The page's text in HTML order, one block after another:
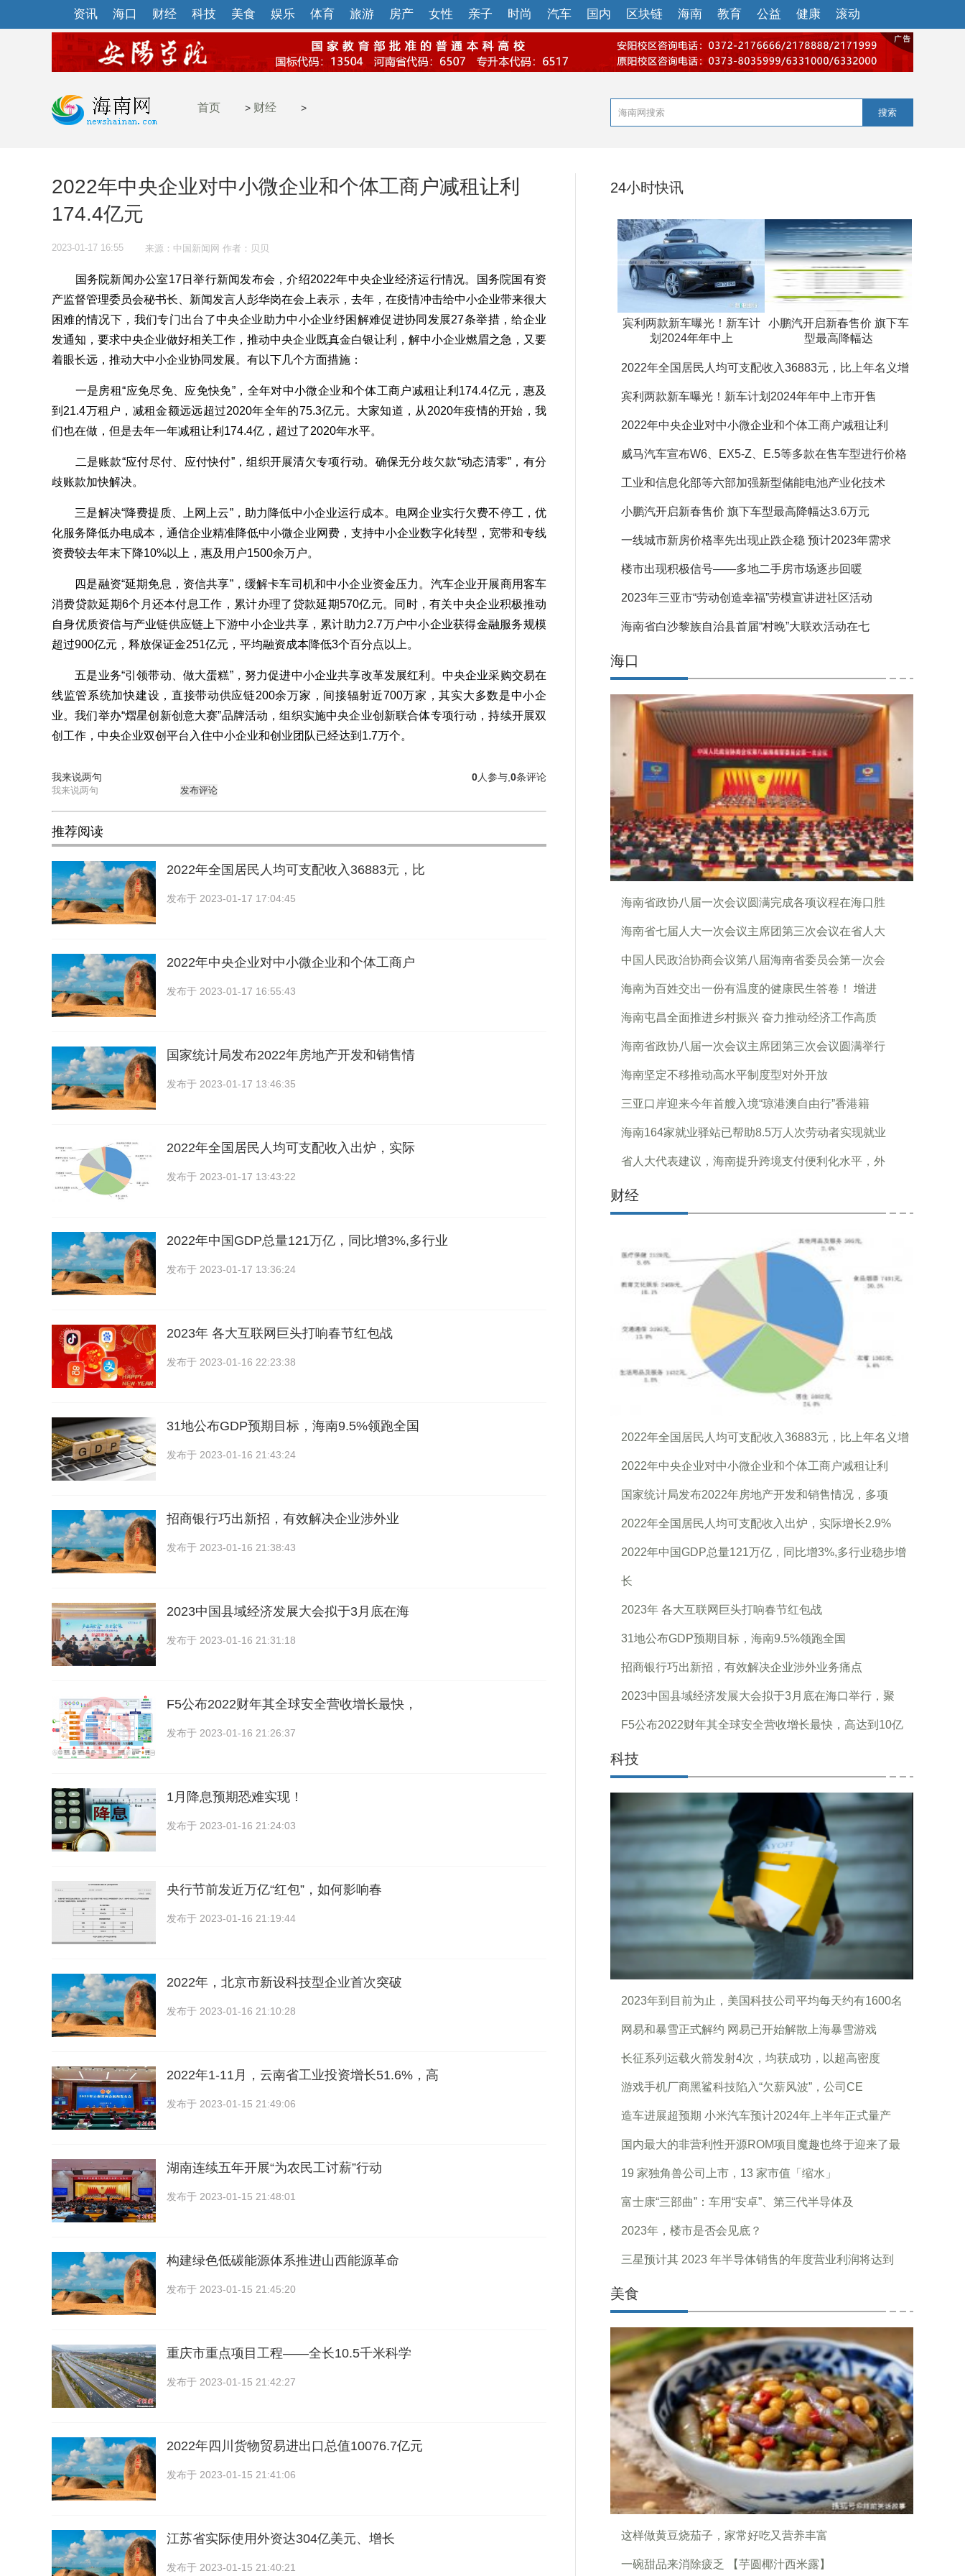
资讯 海口 财经 科技 美食 娱乐 体育 旅游 房产 女性 亲子 时尚 汽车 国内 区块链 海南 教育 公益 健康 滚动
首页 > 财经 > 搜索
2022年中央企业对中小微企业和个体工商户减租让利
174.4亿元
2023-01-17 16:55 来源：中国新闻网 作者：贝贝
国务院新闻办公室17日举行新闻发布会，介绍2022年中央企业经济运行情况。国务院国有资
产监督管理委员会秘书长、新闻发言人彭华岗在会上表示，去年，在疫情冲击给中小企业带来很大
困难的情况下，我们专门出台了中央企业助力中小企业纾困解难促进协同发展27条举措，给企业
发通知，要求中央企业做好相关工作，推动中央企业既真金白银让利，解中小企业燃眉之急，又要
着眼长远，推动大中小企业协同发展。有以下几个方面措施：
一是房租“应免尽免、应免快免”，全年对中小微企业和个体工商户减租让利174.4亿元，惠及
到21.4万租户，减租金额远远超过2020年全年的75.3亿元。大家知道，从2020年疫情的开始，我
们也在做，但是去年一年减租让利174.4亿，超过了2020年水平。
二是账款“应付尽付、应付快付”，组织开展清欠专项行动。确保无分歧欠款“动态清零”，有分
歧账款加快解决。
三是解决“降费提质、上网上云”，助力降低中小企业运行成本。电网企业实行欠费不停工，优
化服务降低办电成本，通信企业精准降低中小微企业网费，支持中小企业数字化转型，宽带和专线
资费较去年末下降10%以上，惠及用户1500余万户。
四是融资“延期免息，资信共享”，缓解卡车司机和中小企业资金压力。汽车企业开展商用客车
消费贷款延期6个月还本付息工作，累计办理了贷款延期570亿元。同时，有关中央企业积极推动
自身优质资信与产业链供应链上下游中小企业共享，累计助力2.7万户中小企业获得金融服务规模
超过900亿元，释放保证金251亿元，平均融资成本降低3个百分点以上。
五是业务“引领带动、做大蛋糕”，努力促进中小企业共享改革发展红利。中央企业采购交易在
线监管系统加快建设，直接带动供应链200余万家，间接辐射近700万家，其实大多数是中小企
业。我们举办“熠星创新创意大赛”品牌活动，组织实施中央企业创新联合体专项行动，持续开展双
创工作，中央企业双创平台入住中小企业和创业团队已经达到1.7万个。
我来说两句 0条评论
0人参与,
发布评论
推荐阅读
2022年全国居民人均可支配收入36883元，比
发布于 2023-01-17 17:04:45
2022年中央企业对中小微企业和个体工商户
发布于 2023-01-17 16:55:43
国家统计局发布2022年房地产开发和销售情
发布于 2023-01-17 13:46:35
2022年全国居民人均可支配收入出炉，实际
发布于 2023-01-17 13:43:22
2022年中国GDP总量121万亿，同比增3%,多行业
发布于 2023-01-17 13:36:24
2023年 各大互联网巨头打响春节红包战
发布于 2023-01-16 22:23:38
31地公布GDP预期目标，海南9.5%领跑全国
发布于 2023-01-16 21:43:24
招商银行巧出新招，有效解决企业涉外业
发布于 2023-01-16 21:38:43
2023中国县域经济发展大会拟于3月底在海
发布于 2023-01-16 21:31:18
F5公布2022财年其全球安全营收增长最快，
发布于 2023-01-16 21:26:37
1月降息预期恐难实现！
发布于 2023-01-16 21:24:03
央行节前发近万亿“红包”，如何影响春
发布于 2023-01-16 21:19:44
2022年，北京市新设科技型企业首次突破
发布于 2023-01-16 21:10:28
2022年1-11月，云南省工业投资增长51.6%，高
发布于 2023-01-15 21:49:06
湖南连续五年开展“为农民工讨薪”行动
发布于 2023-01-15 21:48:01
构建绿色低碳能源体系推进山西能源革命
发布于 2023-01-15 21:45:20
重庆市重点项目工程——全长10.5千米科学
发布于 2023-01-15 21:42:27
2022年四川货物贸易进出口总值10076.7亿元
发布于 2023-01-15 21:41:06
江苏省实际使用外资达304亿美元、增长
发布于 2023-01-15 21:40:21
24小时快讯
宾利两款新车曝光！新车计
划2024年年中上
小鹏汽开启新春售价 旗下车
型最高降幅达
2022年全国居民人均可支配收入36883元，比上年名义增
宾利两款新车曝光！新车计划2024年年中上市开售
2022年中央企业对中小微企业和个体工商户减租让利
威马汽车宣布W6、EX5-Z、E.5等多款在售车型进行价格
工业和信息化部等六部加强新型储能电池产业化技术
小鹏汽开启新春售价 旗下车型最高降幅达3.6万元
一线城市新房价格率先出现止跌企稳 预计2023年需求
楼市出现积极信号——多地二手房市场逐步回暖
2023年三亚市“劳动创造幸福”劳模宣讲进社区活动
海南省白沙黎族自治县首届“村晚”大联欢活动在七
海口
海南省政协八届一次会议圆满完成各项议程在海口胜
海南省七届人大一次会议主席团第三次会议在省人大
中国人民政治协商会议第八届海南省委员会第一次会
海南为百姓交出一份有温度的健康民生答卷！ 增进
海南屯昌全面推进乡村振兴 奋力推动经济工作高质
海南省政协八届一次会议主席团第三次会议圆满举行
海南坚定不移推动高水平制度型对外开放
三亚口岸迎来今年首艘入境“琼港澳自由行”香港籍
海南164家就业驿站已帮助8.5万人次劳动者实现就业
省人大代表建议，海南提升跨境支付便利化水平，外
财经
2022年全国居民人均可支配收入36883元，比上年名义增
2022年中央企业对中小微企业和个体工商户减租让利
国家统计局发布2022年房地产开发和销售情况，多项
2022年全国居民人均可支配收入出炉，实际增长2.9%
2022年中国GDP总量121万亿，同比增3%,多行业稳步增
长
2023年 各大互联网巨头打响春节红包战
31地公布GDP预期目标，海南9.5%领跑全国
招商银行巧出新招，有效解决企业涉外业务痛点
2023中国县域经济发展大会拟于3月底在海口举行，聚
F5公布2022财年其全球安全营收增长最快，高达到10亿
科技
2023年到目前为止，美国科技公司平均每天约有1600名
网易和暴雪正式解约 网易已开始解散上海暴雪游戏
长征系列运载火箭发射4次，均获成功，以超高密度
游戏手机厂商黑鲨科技陷入“欠薪风波”，公司CE
造车进展超预期 小米汽车预计2024年上半年正式量产
国内最大的非营利性开源ROM项目魔趣也终于迎来了最
19 家独角兽公司上市，13 家市值「缩水」
富士康“三部曲”：车用“安卓”、第三代半导体及
2023年，楼市是否会见底？
三星预计其 2023 年半导体销售的年度营业利润将达到
美食
这样做黄豆烧茄子，家常好吃又营养丰富
一碗甜品来消除疲乏 【芋圆椰汁西米露】